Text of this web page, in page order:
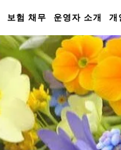
보험 채무 운영자 소개 개